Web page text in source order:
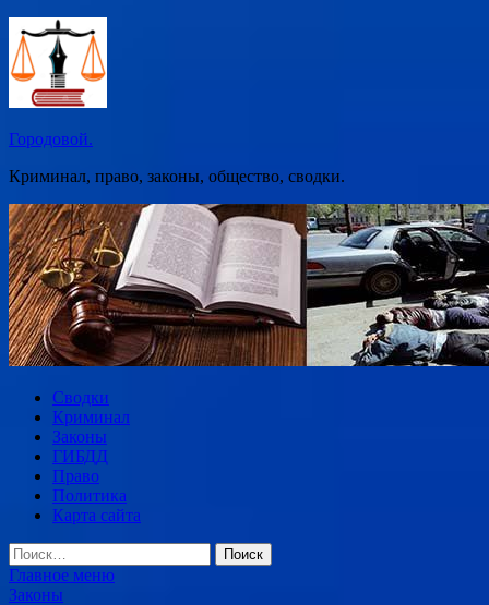
Перейти
содержимому
Городовой.
Криминал, право, законы, общество, сводки.
Сводки
Криминал
Законы
ГИБДД
Право
Политика
Карта сайта
Найти:
Главное меню
Законы